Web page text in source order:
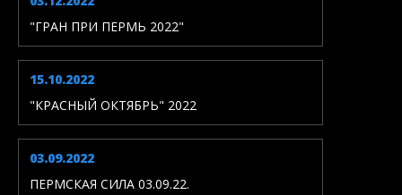
"ГРАН ПРИ ПЕРМЬ 2022"
15.10.2022
"КРАСНЫЙ ОКТЯБРЬ" 2022
03.09.2022
ПЕРМСКАЯ СИЛА 03.09.22.